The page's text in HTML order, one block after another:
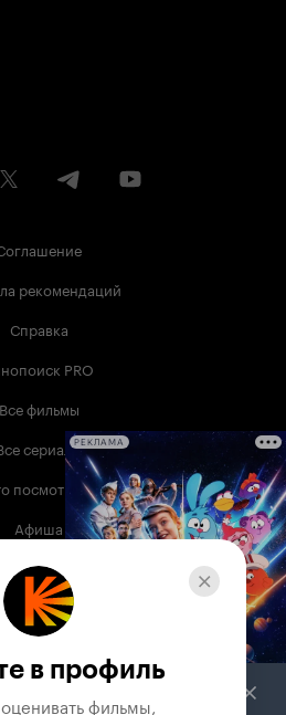
рекомендаций
Справка
PRO
Все фильмы
сериалы
посмотреть
Афиша
Музыка
поддержки
РЕКЛАМА
в профиль
фильмы,